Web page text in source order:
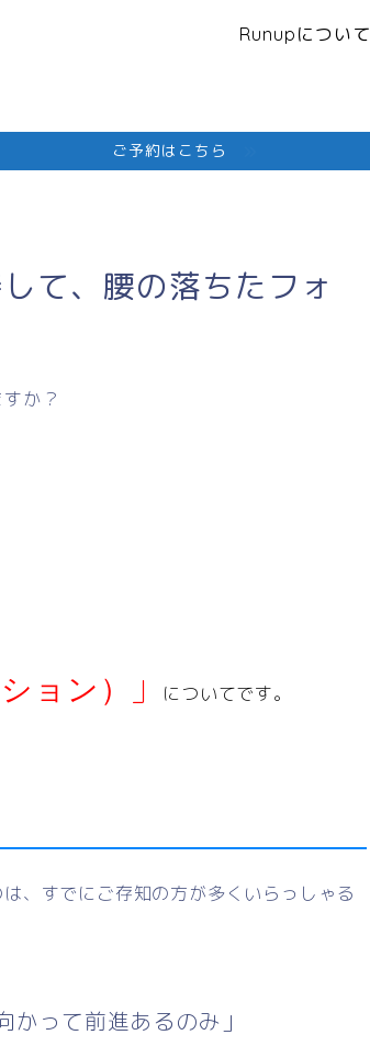
Runupについて
ご予約はこちら
て、腰の落ちたフォ
か？
ョン） 」 についてです。
、すでにご存知の方が多くいらっしゃる
かって前進あるのみ」